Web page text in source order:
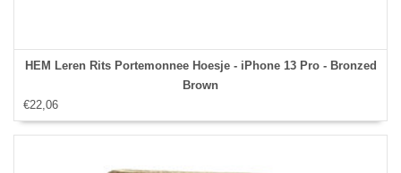
HEM Leren Rits Portemonnee Hoesje - iPhone 13 Pro - Bronzed
Brown
€22,06